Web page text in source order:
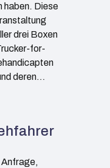
haben. Diese
drei Boxen
for-
deren…
Anfrage,